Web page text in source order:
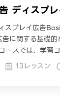
ディスプ
スプレイ広告
に関する基礎
ースでは、学習
けます。
13レッスン